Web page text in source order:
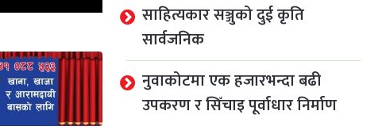
साहित्यकार सञ्जुको दुई कृति
सार्वजनिक
नुवाकोटमा एक हजारभन्दा बढी
उपकरण र सिँचाइ पूर्वाधार निर्माण